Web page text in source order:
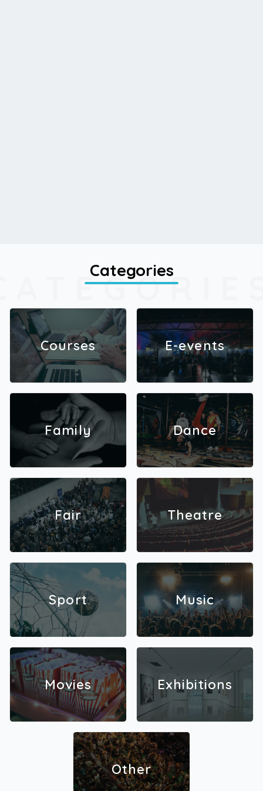
Categories
Courses E-events
Family Dance
Fair Theatre
Sport Music
Movies Exhibitions
Other